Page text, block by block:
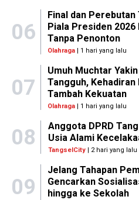
06
Final dan
Piala Presiden
Tanpa Penonton
Olahraga | 1 hari yang lalu
07
Umuh Muchtar
Tangguh,
Tambah Kekuatan
Olahraga | 1 hari yang lalu
08
Anggota DPRD
Usia Alami
TangselCity| 2 hari yang lalu
09
Jelang Tahapan
Gencarkan
hingga ke Sekolah